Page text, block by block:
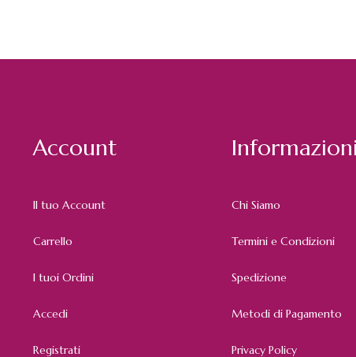
Account
Il tuo Account
Carrello
I tuoi Ordini
Accedi
Registrati
Informazioni
Chi Siamo
Termini e Condizioni
Spedizione
Metodi di Pagamento
Privacy Policy